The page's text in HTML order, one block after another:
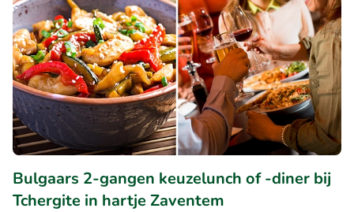
Bulgaars 2-gangen keuzelunch of -diner bij
Tchergite in hartje Zaventem